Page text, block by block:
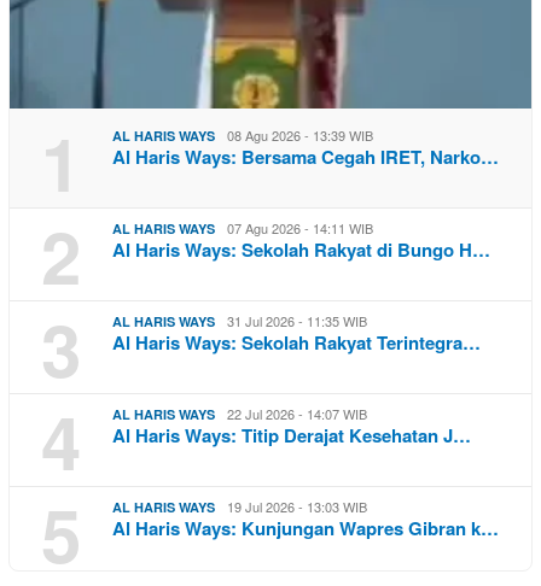
1 AL HARIS WAYS 08 Agu 2026 - 13:39 WIB
Al Haris Ways: Bersama Cegah IRET, Narko…
2 AL HARIS WAYS 07 Agu 2026 - 14:11 WIB
Al Haris Ways: Sekolah Rakyat di Bungo H…
3 AL HARIS WAYS 31 Jul 2026 - 11:35 WIB
Al Haris Ways: Sekolah Rakyat Terintegra…
4 AL HARIS WAYS 22 Jul 2026 - 14:07 WIB
Al Haris Ways: Titip Derajat Kesehatan J…
5 AL HARIS WAYS 19 Jul 2026 - 13:03 WIB
Al Haris Ways: Kunjungan Wapres Gibran k…